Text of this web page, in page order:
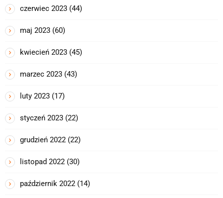
czerwiec 2023 (44)
maj 2023 (60)
kwiecień 2023 (45)
marzec 2023 (43)
luty 2023 (17)
styczeń 2023 (22)
grudzień 2022 (22)
listopad 2022 (30)
październik 2022 (14)